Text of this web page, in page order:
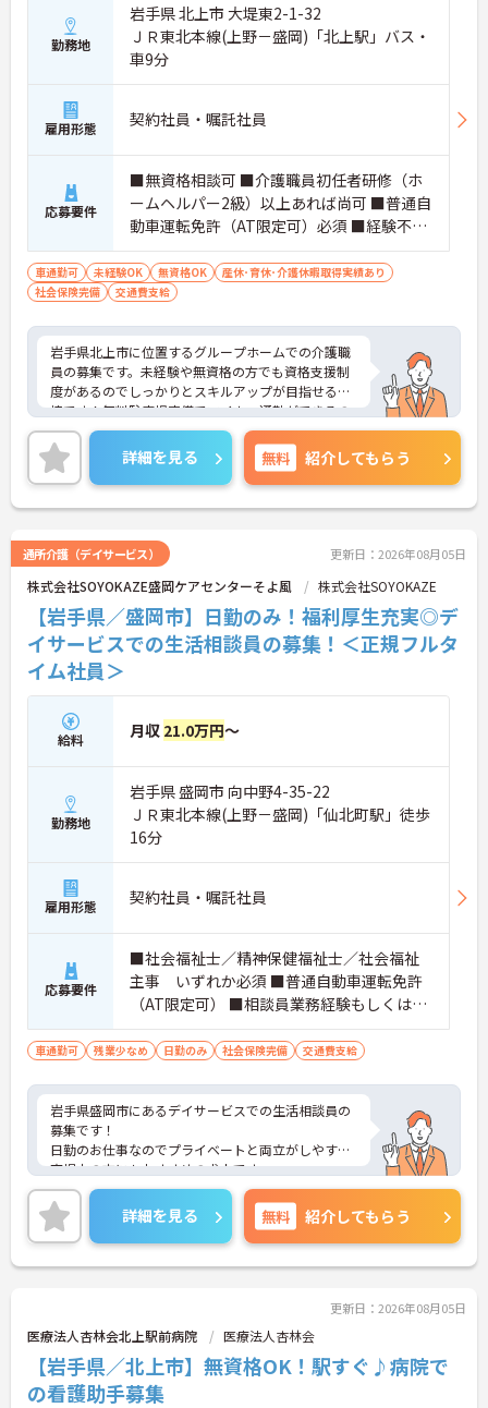
勤務地
岩手県 北上市 大堤東2-1-32
ＪＲ東北本線(上野－盛岡)「北上駅」バス・
車9分
雇用形態 契約社員・嘱託社員
応募要件
■無資格相談可 ■介護職員初任者研修（ホ
ームヘルパー2級）以上あれば尚可 ■普通自
動車運転免許（AT限定可）必須 ■経験不問
■高齢者施設での業務経験あれば尚可
車通勤可 未経験OK 無資格OK
産休･育休･介護休暇取得実績あり
社会保険完備
交通費支給
岩手県北上市に位置するグループホームでの介護職
員の募集です。未経験や無資格の方でも資格支援制
度があるのでしっかりとスキルアップが目指せる環
境です！無料駐車場完備でマイカー通勤ができるの
で便利です♪ご興味のある方はご面接のポイントお
伝えしますのでご気軽にお問い合わせください。
詳細を見る 無料 紹介してもらう
通所介護（デイサービス） 更新日：2026年08月05日
株式会社SOYOKAZE盛岡ケアセンターそよ風 株式会社SOYOKAZE
【岩手県／盛岡市】日勤のみ！福利厚生充実◎デ
イサービスでの生活相談員の募集！＜正規フルタ
イム社員＞
給料 月収 21.0万円～
勤務地
岩手県 盛岡市 向中野4-35-22
ＪＲ東北本線(上野－盛岡)「仙北町駅」徒歩
16分
雇用形態 契約社員・嘱託社員
応募要件
■社会福祉士／精神保健福祉士／社会福祉
主事 いずれか必須 ■普通自動車運転免許
（AT限定可） ■相談員業務経験もしくは介
護業務経験(年数不問)
車通勤可 残業少なめ 日勤のみ 社会保険完備 交通費支給
岩手県盛岡市にあるデイサービスでの生活相談員の
募集です！
日勤のお仕事なのでプライベートと両立がしやすく
育児中の方にもおすすめの求人です。
全国に複数施設を運営している法人で安定性もあ
り、福利厚生も充実しています◎
ご興味のある方には、面接対策ポイントなど、さら
に詳細をお話しいたしますのでお気軽にご相談くだ
さい！
詳細を見る 無料 紹介してもらう
更新日：2026年08月05日
医療法人杏林会北上駅前病院 医療法人杏林会
【岩手県／北上市】無資格OK！駅すぐ♪病院で
の看護助手募集